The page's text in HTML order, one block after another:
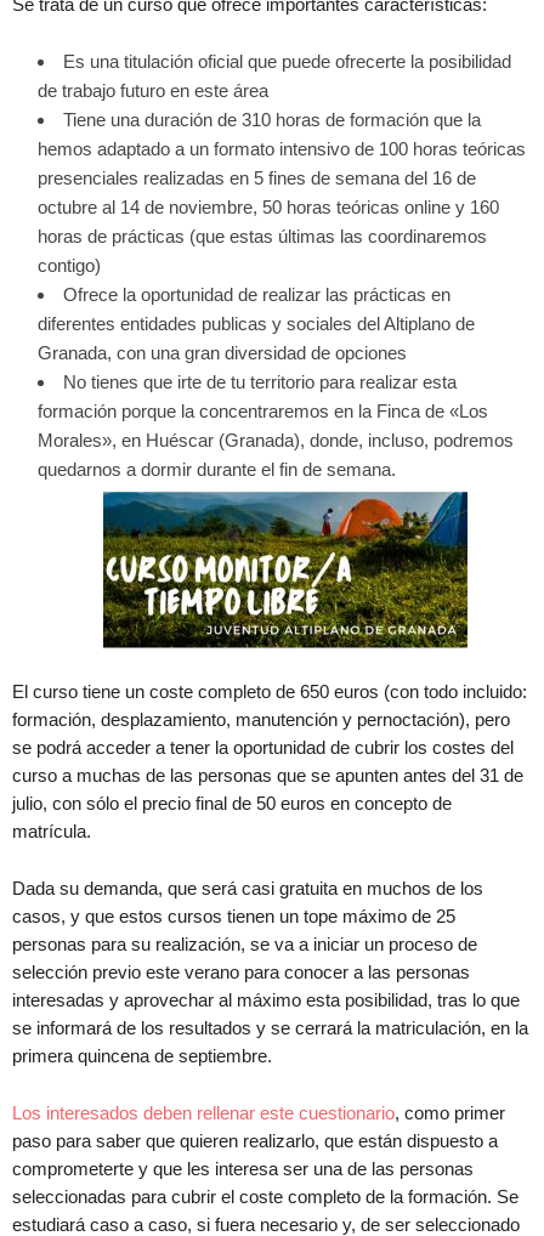
Se trata de un curso que ofrece importantes características:
Es una titulación oficial que puede ofrecerte la posibilidad
de trabajo futuro en este área
Tiene una duración de 310 horas de formación que la
hemos adaptado a un formato intensivo de 100 horas teóricas
presenciales realizadas en 5 fines de semana del 16 de
octubre al 14 de noviembre, 50 horas teóricas online y 160
horas de prácticas (que estas últimas las coordinaremos
contigo)
Ofrece la oportunidad de realizar las prácticas en
diferentes entidades publicas y sociales del Altiplano de
Granada, con una gran diversidad de opciones
No tienes que irte de tu territorio para realizar esta
formación porque la concentraremos en la Finca de «Los
Morales», en Huéscar (Granada), donde, incluso, podremos
quedarnos a dormir durante el fin de semana.
El curso tiene un coste completo de 650 euros (con todo incluido:
formación, desplazamiento, manutención y pernoctación), pero
se podrá acceder a tener la oportunidad de cubrir los costes del
curso a muchas de las personas que se apunten antes del 31 de
julio, con sólo el precio final de 50 euros en concepto de
matrícula.
Dada su demanda, que será casi gratuita en muchos de los
casos, y que estos cursos tienen un tope máximo de 25
personas para su realización, se va a iniciar un proceso de
selección previo este verano para conocer a las personas
interesadas y aprovechar al máximo esta posibilidad, tras lo que
se informará de los resultados y se cerrará la matriculación, en la
primera quincena de septiembre.
Los interesados deben rellenar este cuestionario, como primer
paso para saber que quieren realizarlo, que están dispuesto a
comprometerte y que les interesa ser una de las personas
seleccionadas para cubrir el coste completo de la formación. Se
estudiará caso a caso, si fuera necesario y, de ser seleccionado